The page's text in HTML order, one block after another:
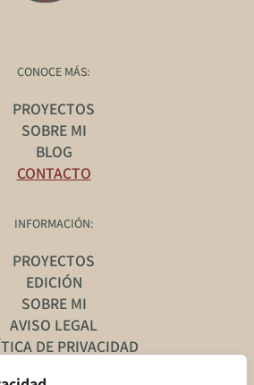
CONOCE MÁS:
PROYECTOS
SOBRE MI
BLOG
CONTACTO
INFORMACIÓN:
PROYECTOS
EDICIÓN
SOBRE MI
AVISO LEGAL
DE PRIVACIDAD